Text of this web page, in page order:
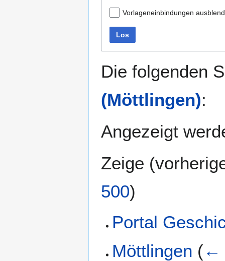
Vorlageneinbindungen
Los
Die folgenden
(Möttlingen):
Angezeigt
Zeige (
500)
Portal
Möttlingen (←